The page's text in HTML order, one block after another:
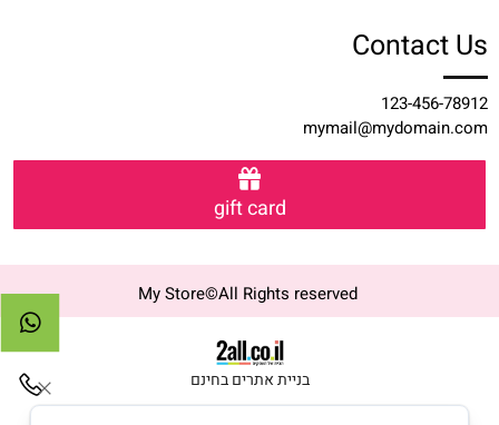
Contact Us
123-456-78912
mymail@mydomain.com
gift card
My Store©All Rights reserved
בניית אתרים בחינם